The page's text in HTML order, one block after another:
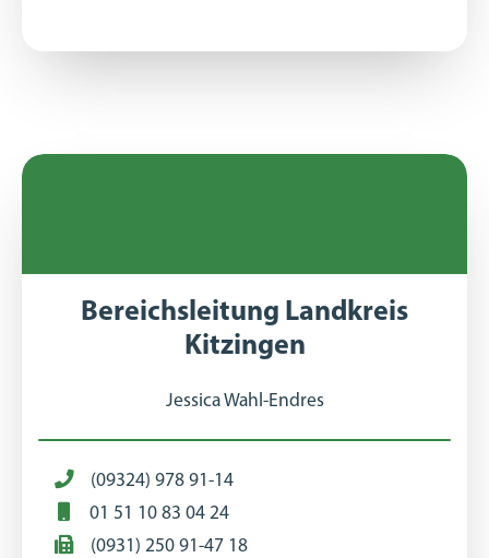
Bereichsleitung Landkreis
Kitzingen
Jessica Wahl-Endres
(09324) 978 91-14
01 51 10 83 04 24⠀
(0931) 250 91-47 18